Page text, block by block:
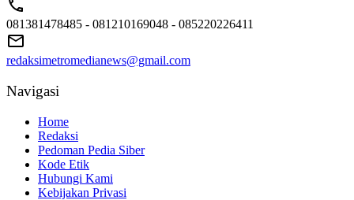
081381478485 - 081210169048 - 085220226411
redaksimetromedianews@gmail.com
Navigasi
Home
Redaksi
Pedoman Pedia Siber
Kode Etik
Hubungi Kami
Kebijakan Privasi